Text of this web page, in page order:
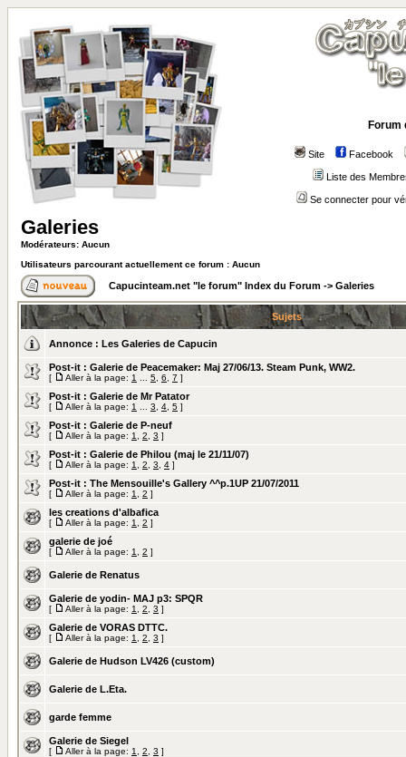
Forum
Site Facebook
Liste des
Se connecter pour
Galeries
Modérateurs: Aucun
Utilisateurs parcourant actuellement ce forum : Aucun
Capucinteam.net "le forum" Index du Forum -> Galeries
Sujets
Annonce : Les Galeries de Capucin
Post-it : Galerie de Peacemaker: Maj 27/06/13. Steam Punk, WW2.
[ Aller à la page: 1 5 6 7 ]
Post-it : Galerie de Mr Patator
[ Aller à la page: 1 3 4 5 ]
Post-it : Galerie de P-neuf
[ Aller à la page: 1 2 3 ]
Post-it : Galerie de Philou (maj le 21/11/07)
[ Aller à la page: 1 2 3 4 ]
Post-it : The Mensouille's Gallery ^^p.1UP 21/07/2011
[ Aller à la page: 1 2 ]
les creations d'albafica
[ Aller à la page: 1 2 ]
galerie de joé
[ Aller à la page: 1 2 ]
Galerie de Renatus
Galerie de yodin- MAJ p3: SPQR
[ Aller à la page: 1 2 3 ]
Galerie de VORAS DTTC.
[ Aller à la page: 1 2 3 ]
Galerie de Hudson LV426 (custom)
Galerie de L.Eta.
garde femme
Galerie de Siegel
[ Aller à la page: 1 2 3 ]